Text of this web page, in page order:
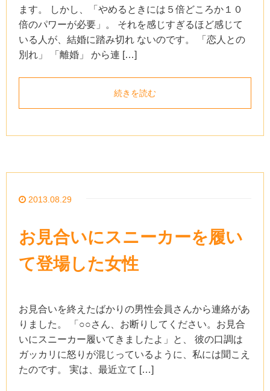
ます。 しかし、「やめるときには５倍どころか１０
倍のパワーが必要」。 それを感じすぎるほど感じて
いる人が、結婚に踏み切れ ないのです。 「恋人との
別れ」 「離婚」 から連 […]
続きを読む
2013.08.29
お見合いにスニーカーを履い
て登場した女性
お見合いを終えたばかりの男性会員さんから連絡があ
りました。 「○○さん、お断りしてください。お見合
いにスニーカー履いてきましたよ」と、 彼の口調は
ガッカリに怒りが混じっているように、私には聞こえ
たのです。 実は、最近立て […]